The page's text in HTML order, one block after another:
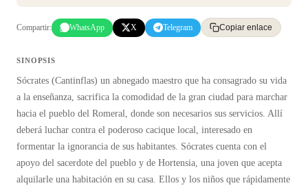
Compartir: WhatsApp X Telegram Copiar enlace
SINOPSIS
Sócrates (Cantinflas) un abnegado maestro que ha consagrado su vida
a la enseñanza, sacrifica la comodidad de la gran ciudad para marchar
hacia el pueblo del Romeral, donde son necesarios sus servicios. Allí
deberá luchar contra el poderoso cacique local, interesado en
formentar la ignorancia de sus habitantes. Sócrates cuenta con el
apoyo del sacerdote del pueblo y de Hortensia, una joven que acepta
alquilarle una habitación en su casa. Ellos y los niños que rápidamente